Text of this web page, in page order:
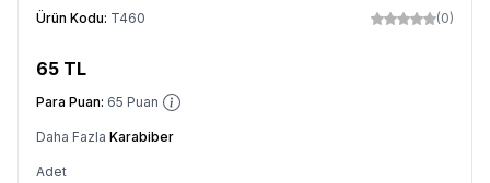
Ürün Kodu: T460 (0)
65 TL
Para Puan: 65 Puan
Daha Fazla Karabiber
Adet